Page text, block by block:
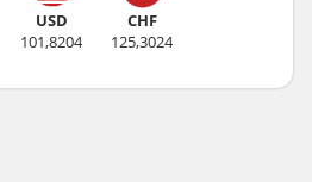
USD
101,8204
CHF
125,3024